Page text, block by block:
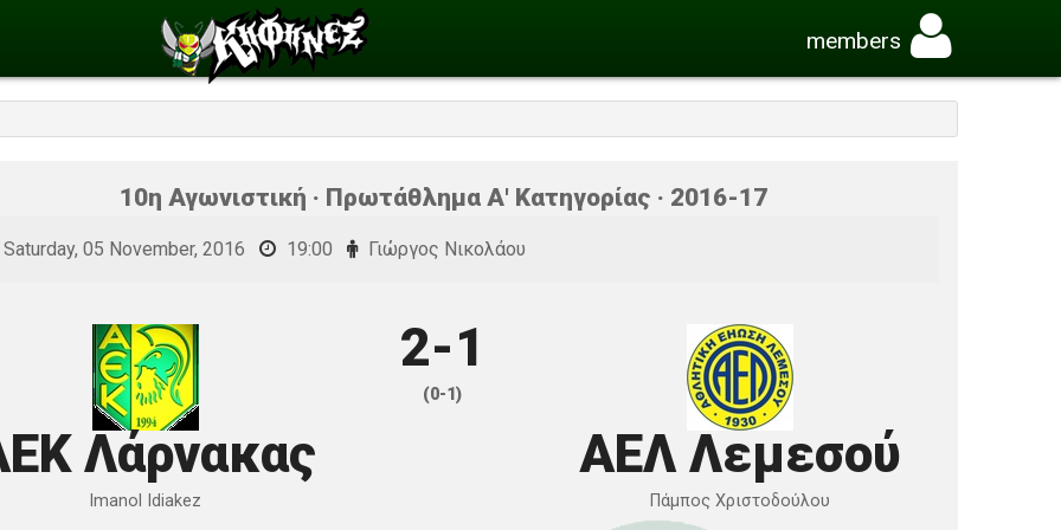
members
10η Αγωνιστική · Πρωτάθλημα Α' Κατηγορίας · 2016-17
Saturday, 05 November, 2016 19:00 Γιώργος Νικολάου
Λάρνακας
Imanol Idiakez
2-1
(0-1)
ΑΕΛ Λεμεσού
Πάμπος Χριστοδούλου